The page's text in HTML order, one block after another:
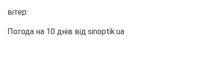
вітер:
Погода на 10 днів від sinoptik.ua